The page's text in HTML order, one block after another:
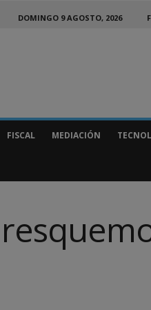
DOMINGO 9 AGOSTO, 2026
FISCAL MEDIACIÓN